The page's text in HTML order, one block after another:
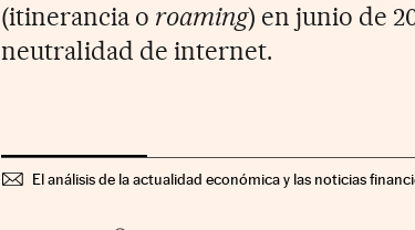
(itinerancia o roaming) en junio de
neutralidad de internet.
El análisis de la actualidad económica y las noticias